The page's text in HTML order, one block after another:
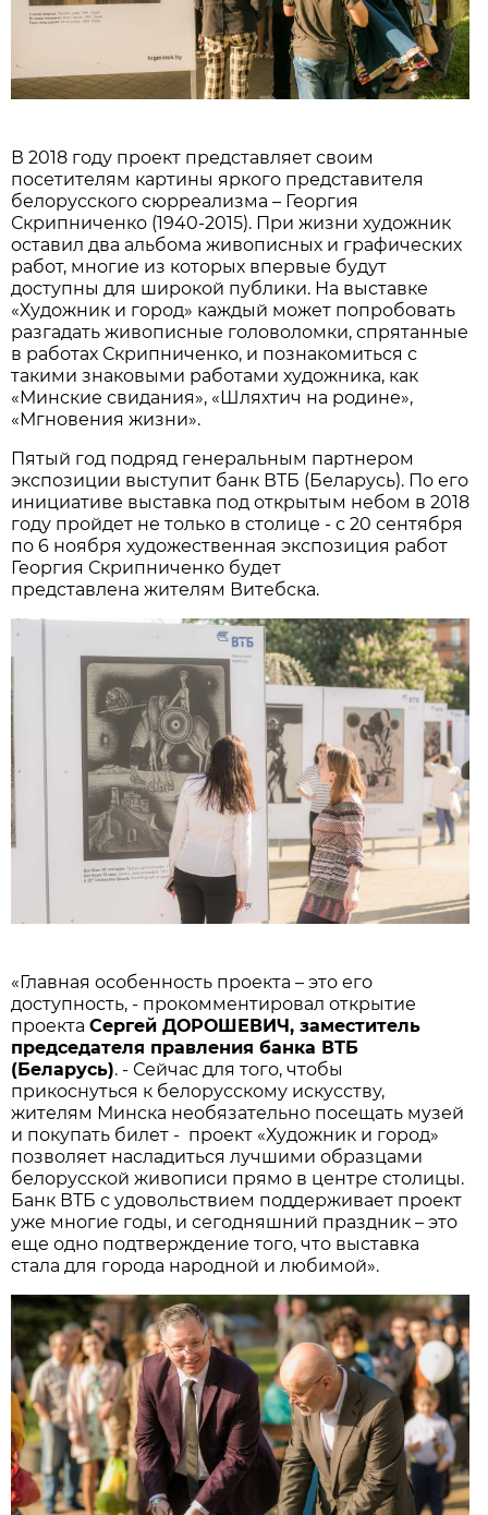
В 2018 году проект представляет своим
посетителям картины яркого представителя
белорусского сюрреализма – Георгия
Скрипниченко (1940-2015). При жизни художник
оставил два альбома живописных и графических
работ, многие из которых впервые будут
доступны для широкой публики. На выставке
«Художник и город» каждый может попробовать
разгадать живописные головоломки, спрятанные
в работах Скрипниченко, и познакомиться с
такими знаковыми работами художника, как
«Минские свидания», «Шляхтич на родине»,
«Мгновения жизни».
Пятый год подряд генеральным партнером
экспозиции выступит банк ВТБ (Беларусь). По его
инициативе выставка под открытым небом в 2018
году пройдет не только в столице - с 20 сентября
по 6 ноября художественная экспозиция работ
Георгия Скрипниченко будет
представлена жителям Витебска.
«Главная особенность проекта – это его
доступность, - прокомментировал открытие
проектаСергей ДОРОШЕВИЧ, заместитель
председателя правления банка ВТБ
(Беларусь). - Сейчас для того, чтобы
прикоснуться к белорусскому искусству,
жителям Минска необязательно посещать музей
и покупать билет - проект «Художник и город»
позволяет насладиться лучшими образцами
белорусской живописи прямо в центре столицы.
Банк ВТБ с удовольствием поддерживает проект
уже многие годы, и сегодняшний праздник – это
еще одно подтверждение того, что выставка
стала для города народной и любимой».